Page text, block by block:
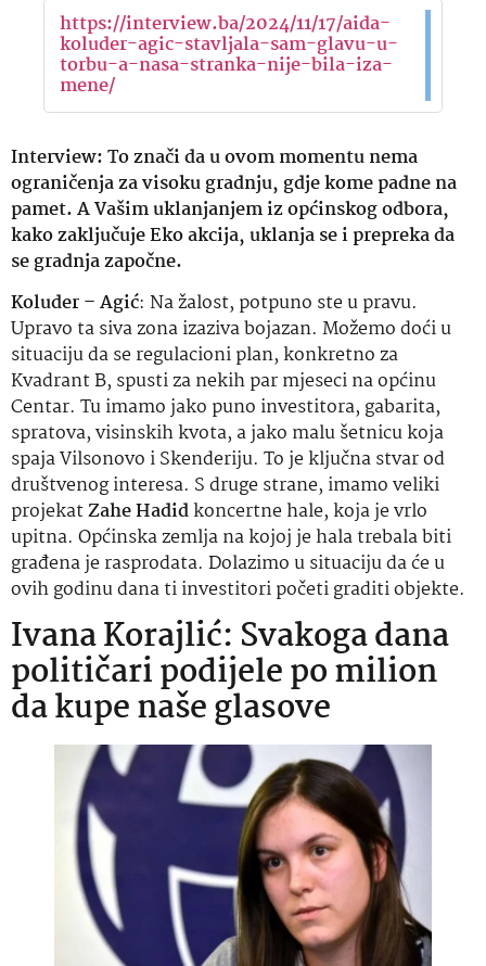
https://interview.ba/2024/11/17/aida-
koluder-agic-stavljala-sam-glavu-u-
torbu-a-nasa-stranka-nije-bila-iza-
mene/
Interview: To znači da u ovom momentu nema
ograničenja za visoku gradnju, gdje kome padne na
pamet. A Vašim uklanjanjem iz općinskog odbora,
kako zaključuje Eko akcija, uklanja se i prepreka da
se gradnja započne.
Koluder – Agić: Na žalost, potpuno ste u pravu.
Upravo ta siva zona izaziva bojazan. Možemo doći u
situaciju da se regulacioni plan, konkretno za
Kvadrant B, spusti za nekih par mjeseci na općinu
Centar. Tu imamo jako puno investitora, gabarita,
spratova, visinskih kvota, a jako malu šetnicu koja
spaja Vilsonovo i Skenderiju. To je ključna stvar od
društvenog interesa. S druge strane, imamo veliki
projekatZahe Hadidkoncertne hale, koja je vrlo
upitna. Općinska zemlja na kojoj je hala trebala biti
građena je rasprodata. Dolazimo u situaciju da će u
ovih godinu dana ti investitori početi graditi objekte.
Ivana Korajlić: Svakoga dana
političari podijele po milion
da kupe naše glasove